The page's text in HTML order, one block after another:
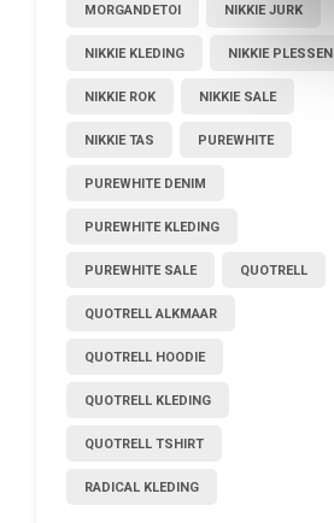
MORGANDETOI NIKKIE JURK
NIKKIE KLEDING NIKKIE PLESSEN
NIKKIE ROK NIKKIE SALE
NIKKIE TAS PUREWHITE
PUREWHITE DENIM
PUREWHITE KLEDING
PUREWHITE SALE QUOTRELL
QUOTRELL ALKMAAR
QUOTRELL HOODIE
QUOTRELL KLEDING
QUOTRELL TSHIRT
RADICAL KLEDING